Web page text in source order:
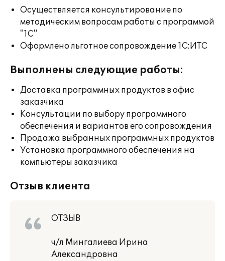
Осуществляется консультирование по
методическим вопросам работы с программой
"1С"
Оформлено льготное сопровождение 1С:ИТС
Выполнены следующие работы:
Доставка программных продуктов в офис
заказчика
Консультации по выбору программного
обеспечения и вариантов его сопровождения
Продажа выбранных программных продуктов
Установка программного обеспечения на
компьютеры заказчика
Отзыв клиента
ОТЗЫВ
ч/л Мингалиева Ирина
Александровна